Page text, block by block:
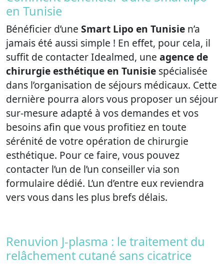
en Tunisie
Bénéficier d’une Smart Lipo en Tunisie n’a
jamais été aussi simple ! En effet, pour cela, il
suffit de contacter Idealmed, une agence de
chirurgie esthétique en Tunisie spécialisée
dans l’organisation de séjours médicaux. Cette
dernière pourra alors vous proposer un séjour
sur-mesure adapté à vos demandes et vos
besoins afin que vous profitiez en toute
sérénité de votre opération de chirurgie
esthétique. Pour ce faire, vous pouvez
contacter l’un de l’un conseiller via son
formulaire dédié. L’un d’entre eux reviendra
vers vous dans les plus brefs délais.
Renuvion J-plasma : le traitement du
relâchement cutané sans cicatrice